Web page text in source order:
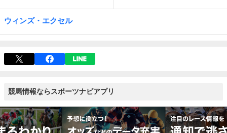
ウィンズ・エクセル
競馬情報ならスポーツナビアプリ